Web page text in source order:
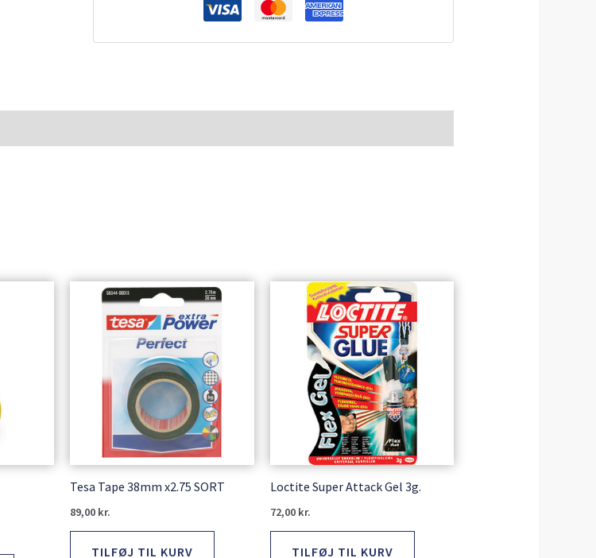
Tesa Tape 38mm x2.75 SORT
89,00 kr.
TILFØJ TIL KURV
Loctite Super Attack Gel 3g.
72,00 kr.
TILFØJ TIL KURV